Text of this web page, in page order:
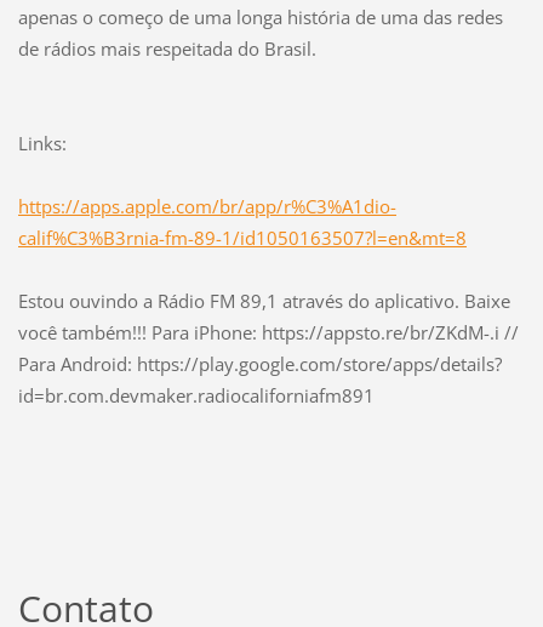
apenas o começo de uma longa história de uma das redes
de rádios mais respeitada do Brasil.
Links:
https://apps.apple.com/br/app/r%C3%A1dio-
calif%C3%B3rnia-fm-89-1/id1050163507?l=en&mt=8
Estou ouvindo a Rádio FM 89,1 através do aplicativo. Baixe
você também!!! Para iPhone: https://appsto.re/br/ZKdM-.i //
Para Android: https://play.google.com/store/apps/details?
id=br.com.devmaker.radiocaliforniafm891
Contato